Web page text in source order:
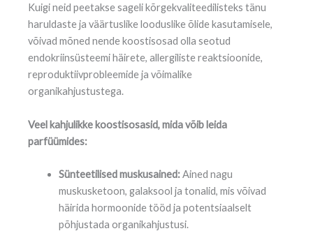
Kuigi neid peetakse sageli kõrgekvaliteedilisteks tänu
haruldaste ja väärtuslike looduslike õlide kasutamisele,
võivad mõned nende koostisosad olla seotud
endokriinsüsteemi häirete, allergiliste reaktsioonide,
reproduktiivprobleemide ja võimalike
organikahjustustega.
Veel kahjulikke koostisosasid, mida võib leida
parfüümides:
Sünteetilised muskusained:Ained nagu
muskusketoon, galaksool ja tonalid, mis võivad
häirida hormoonide tööd ja potentsiaalselt
põhjustada organikahjustusi.